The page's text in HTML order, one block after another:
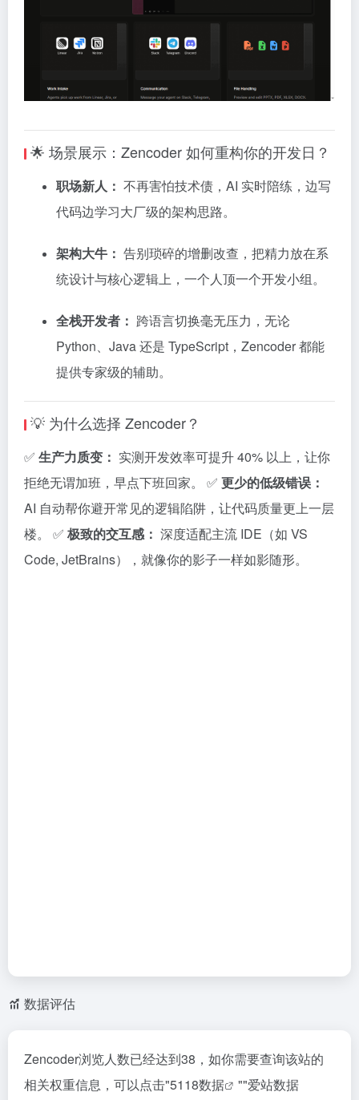
🌟 场景展示：Zencoder 如何重构你的开发日？
职场新人： 不再害怕技术债，AI 实时陪练，边写
代码边学习大厂级的架构思路。
架构大牛： 告别琐碎的增删改查，把精力放在系
统设计与核心逻辑上，一个人顶一个开发小组。
全栈开发者： 跨语言切换毫无压力，无论
Python、Java 还是 TypeScript，Zencoder 都能
提供专家级的辅助。
💡 为什么选择 Zencoder？
✅ 生产力质变： 实测开发效率可提升 40% 以上，让你
拒绝无谓加班，早点下班回家。 ✅ 更少的低级错误：
AI 自动帮你避开常见的逻辑陷阱，让代码质量更上一层
楼。 ✅ 极致的交互感： 深度适配主流 IDE（如 VS
Code, JetBrains），就像你的影子一样如影随形。
数据评估
Zencoder浏览人数已经达到38，如你需要查询该站的
相关权重信息，可以点击"5118数据 ""爱站数据